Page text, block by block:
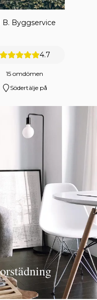
B. Byggservice
4.7
15 omdömen
Södertälje på